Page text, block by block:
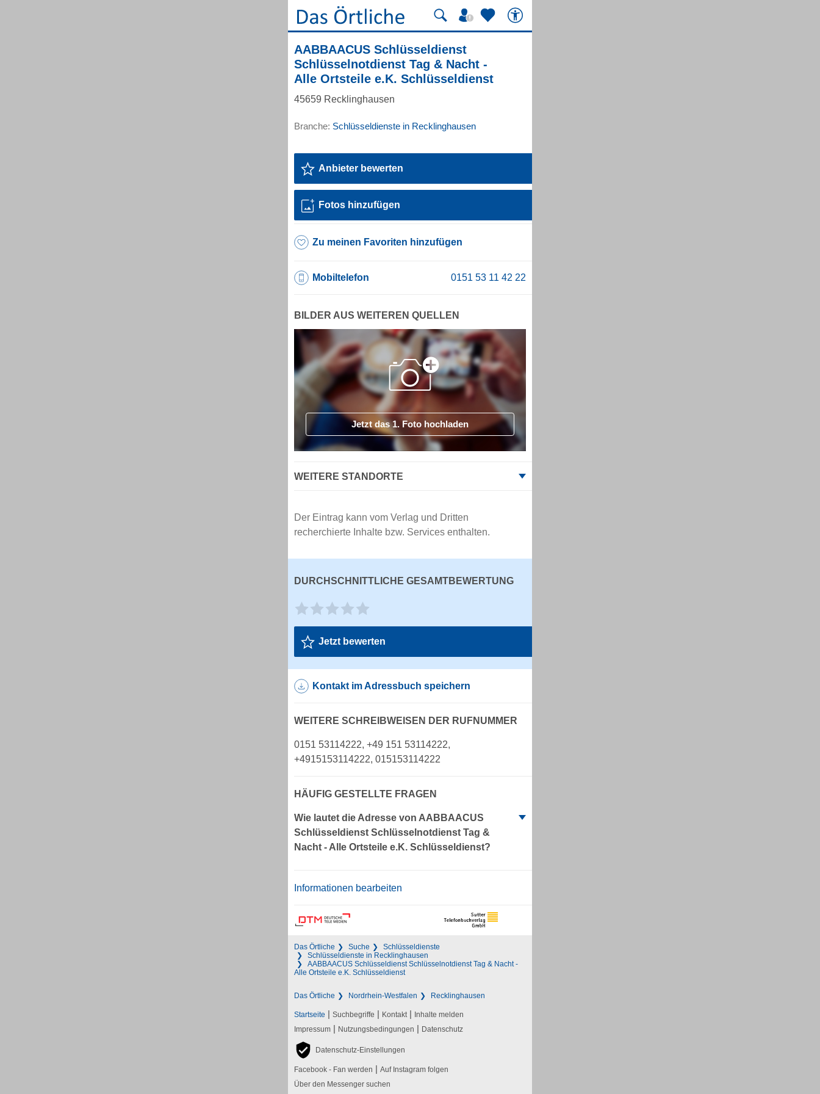
AABBAACUS Schlüsseldienst
Schlüsselnotdienst Tag & Nacht -
Alle Ortsteile e.K. Schlüsseldienst
45659 Recklinghausen
Branche: Schlüsseldienste in Recklinghausen
Anbieter bewerten
Fotos hinzufügen
Zu meinen Favoriten hinzufügen
Mobiltelefon
BILDER AUS WEITEREN QUELLEN
Jetzt das 1. Foto hochladen
WEITERE STANDORTE
Der Eintrag kann vom Verlag und Dritten
recherchierte Inhalte bzw. Services enthalten.
DURCHSCHNITTLICHE GESAMTBEWERTUNG
Jetzt bewerten
Kontakt im Adressbuch speichern
WEITERE SCHREIBWEISEN DER RUFNUMMER
0151 53114222, +49 151 53114222,
+4915153114222, 015153114222
HÄUFIG GESTELLTE FRAGEN
Wie lautet die Adresse von AABBAACUS
Schlüsseldienst Schlüsselnotdienst Tag &
Nacht - Alle Ortsteile e.K. Schlüsseldienst?
Informationen bearbeiten
Das Örtliche Suche
Schlüsseldienste
Schlüsseldienste in Recklinghausen
AABBAACUS Schlüsseldienst Schlüsselnotdienst Tag & Nacht -
Alle Ortsteile e.K. Schlüsseldienst
Das Örtliche Nordrhein-Westfalen Recklinghausen
Startseite | Suchbegriffe | Kontakt | Inhalte melden
Impressum | Nutzungsbedingungen | Datenschutz
Datenschutz-Einstellungen
Facebook - Fan werden | Auf Instagram folgen
Über den Messenger suchen